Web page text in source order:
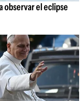
observar el eclipse